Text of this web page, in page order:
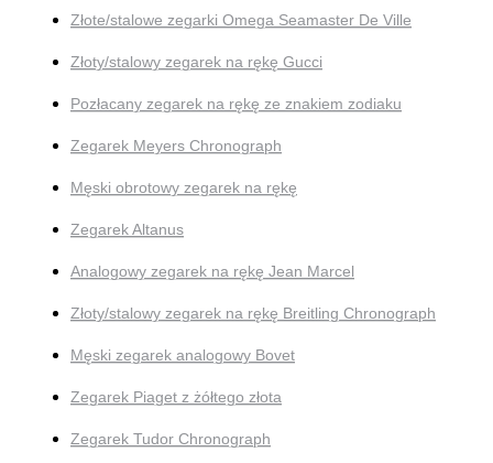
Złote/stalowe zegarki Omega Seamaster De Ville
Złoty/stalowy zegarek na rękę Gucci
Pozłacany zegarek na rękę ze znakiem zodiaku
Zegarek Meyers Chronograph
Męski obrotowy zegarek na rękę
Zegarek Altanus
Analogowy zegarek na rękę Jean Marcel
Złoty/stalowy zegarek na rękę Breitling Chronograph
Męski zegarek analogowy Bovet
Zegarek Piaget z żółtego złota
Zegarek Tudor Chronograph